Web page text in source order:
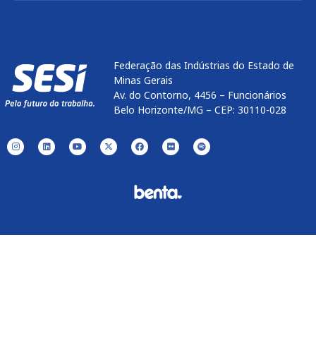
Federação das Indústrias do Estado de
Minas Gerais
Av. do Contorno, 4456 – Funcionários
Belo Horizonte/MG – CEP: 30110-028